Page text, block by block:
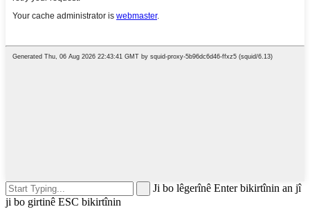
Ji bo lêgerînê Enter bikirtînin an jî
ji bo girtinê ESC bikirtînin